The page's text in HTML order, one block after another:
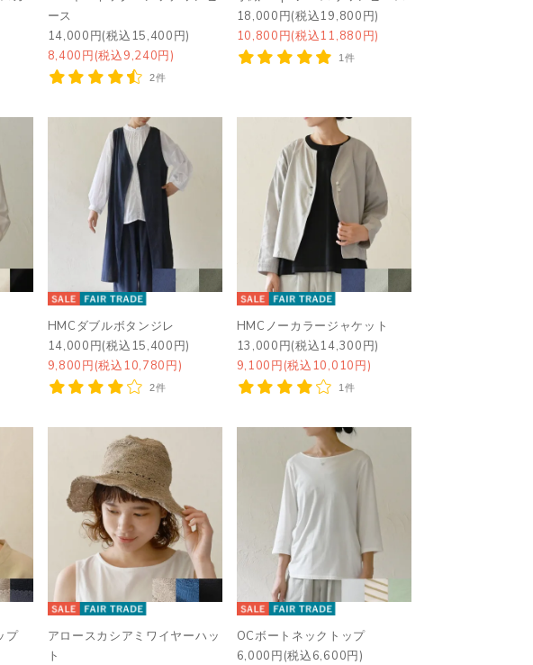
ース
14,000円(税込15,400円)
8,400円(税込9,240円)
2件
18,000円(税込19,800円)
10,800円(税込11,880円)
1件
HMCダブルボタンジレ
14,000円(税込15,400円)
9,800円(税込10,780円)
2件
HMCノーカラージャケット
13,000円(税込14,300円)
9,100円(税込10,010円)
1件
プ
アロースカシアミワイヤーハッ
ト
OCボートネックトップ
6,000円(税込6,600円)